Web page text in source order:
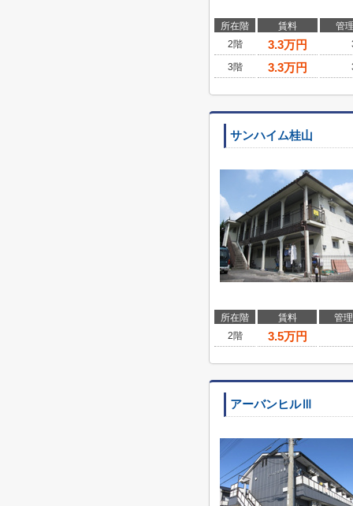
所在階 賃料
管
2階
3.3万円
3階 3.3万円
サンハイム桂山
所在階 賃料
管
2階
3.5万円
アーバンヒルⅢ